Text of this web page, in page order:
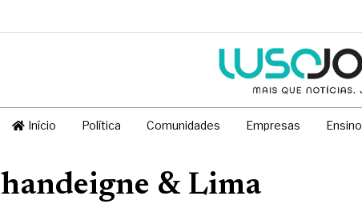
Início Política Comunidades Empresas Ensino
& Lima